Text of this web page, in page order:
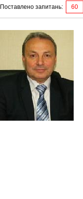
Поставлено запитань: 60